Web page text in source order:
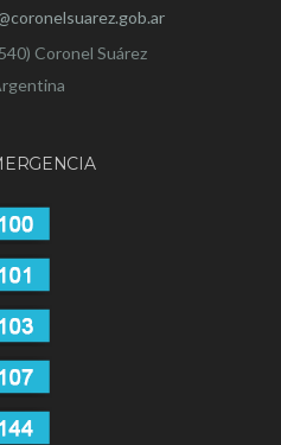
Coronel Suárez